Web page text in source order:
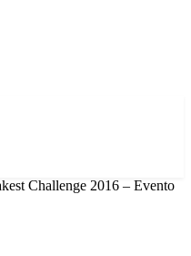
Challenge 2016 – Evento